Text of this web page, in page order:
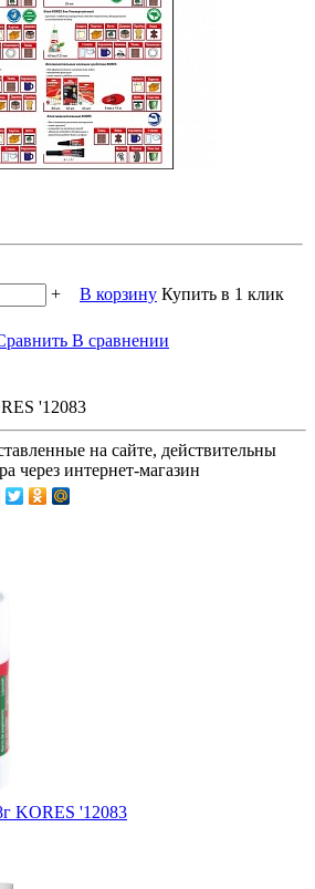
+ В корзину Купить в 1 клик
В сравнении
'12083
на сайте, действительны
через интернет-магазин
KORES '12083